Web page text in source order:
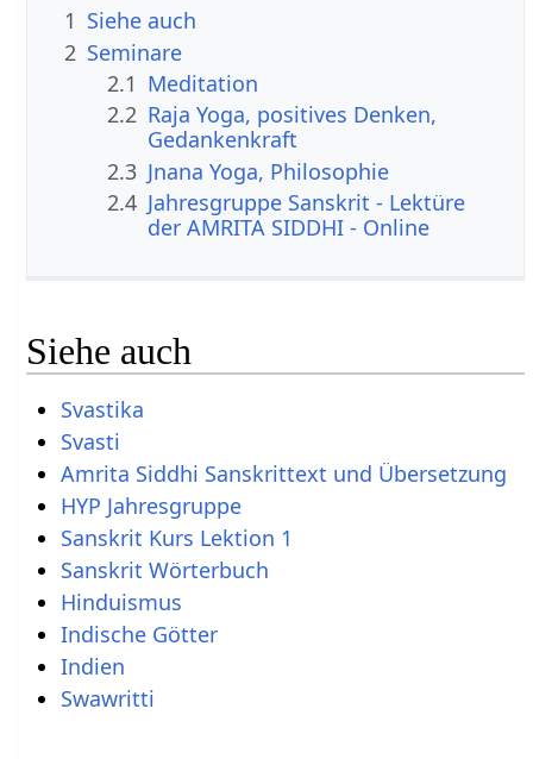
1 Siehe auch
2 Seminare
2.1 Meditation
2.2 Raja Yoga, positives Denken,
Gedankenkraft
2.3 Jnana Yoga, Philosophie
2.4 Jahresgruppe Sanskrit - Lektüre
der AMRITA SIDDHI - Online
Siehe auch
Svastika
Svasti
Amrita Siddhi Sanskrittext und Übersetzung
HYP Jahresgruppe
Sanskrit Kurs Lektion 1
Sanskrit Wörterbuch
Hinduismus
Indische Götter
Indien
Swawritti